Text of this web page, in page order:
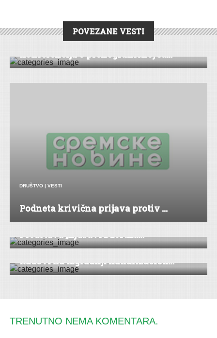
POVEZANE VESTI
DRUŠTVO|VESTI|
Konferencija o prekograničnoj sa...
DRUŠTVO | VESTI
Podneta krivična prijava protiv ...
DRUŠTVO|VESTI|SREMSKA MITROVICA
Predstava „Ljubavi Džordža...
SERVIS|VESTI|BEOČIN
Radovi na izgradnji kanalizacion...
TRENUTNO NEMA KOMENTARA.